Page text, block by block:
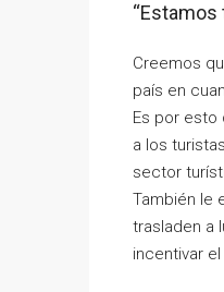
Creemos
país en
Es por esto
a los
sector
También le
trasladen a
incentivar